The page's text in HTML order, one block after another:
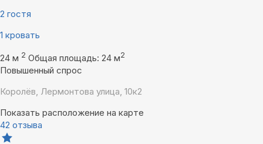
2 гостя
1 кровать
24 м 2 Общая площадь: 24 м2
Повышенный спрос
Королёв, Лермонтова улица, 10к2
Показать расположение на карте
42 отзыва